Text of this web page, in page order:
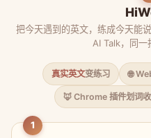
把今天遇到的英文，练成今天能
AI Talk，同一
真实英文变练习 🌐
🦊 Chrome 插件划词
1